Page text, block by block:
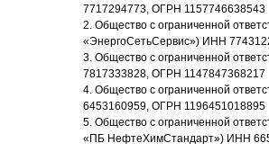
7717294773, ОГРН 1157746638543
2. Общество с ограниченной
«ЭнергоСетьСервис») ИНН
3. Общество с ограниченной
7817333828, ОГРН 1147847368217
4. Общество с ограниченной
6453160959, ОГРН 1196451018895
5. Общество с ограниченной
«ПБ НефтеХимСтандарт») ИНН